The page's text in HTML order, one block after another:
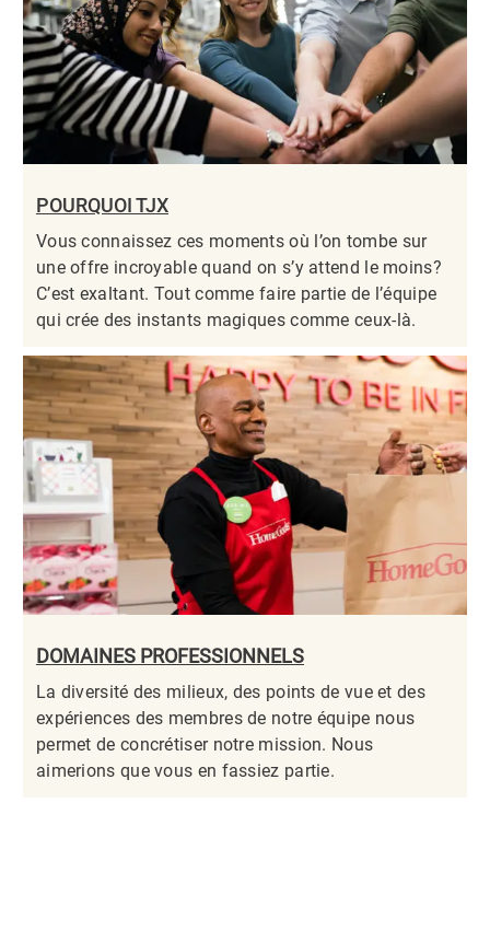
POURQUOI TJX
Vous connaissez ces moments où l’on tombe sur
une offre incroyable quand on s’y attend le moins?
C’est exaltant. Tout comme faire partie de l’équipe
qui crée des instants magiques comme ceux-là.​​​​​​​
DOMAINES PROFESSIONNELS
La diversité des milieux, des points de vue et des
expériences des membres de notre équipe nous
permet de concrétiser notre mission. Nous
aimerions que vous en fassiez partie.​​​​​​​